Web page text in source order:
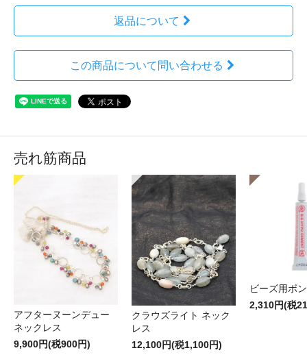
返品について
この商品について問い合わせる
売れ筋商品
アフターヌーンデュー
ネックレス
9,900円(税900円)
クラウズライト ネック
レス
12,100円(税1,100円)
ビーズ用ボ
2,310円(税